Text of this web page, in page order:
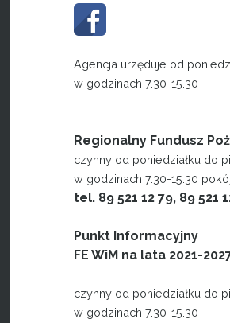
Agencja urzęduje od
w godzinach 7.30-15.30
Regionalny Fundusz
czynny od poniedziałku do
w godzinach 7.30-15.30
tel. 89 521 12 79, 89 521
Punkt Informacyjny
FE WiM na lata 2021-
czynny od poniedziałku do
w godzinach 7.30-15.30